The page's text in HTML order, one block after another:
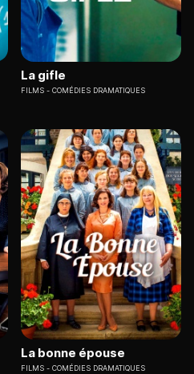
La gifle
FILMS COMÉDIES DRAMATIQUES
La bonne épouse
FILMS COMÉDIES DRAMATIQUES